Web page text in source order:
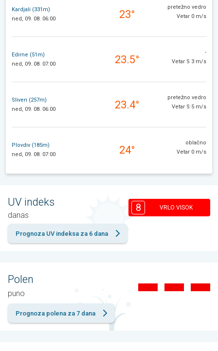
Kardjali (331m)
ned, 09. 08. 06:00
23°
pretežno vedro
Vetar 0 m/s
Edirne (51m)
ned, 09. 08. 07:00
23.5°
-
Vetar S 3 m/s
Sliven (257m)
ned, 09. 08. 06:00
23.4°
pretežno vedro
Vetar S 5 m/s
Plovdiv (185m)
ned, 09. 08. 07:00
24°
oblačno
Vetar 0 m/s
UV indeks
danas
8 VRLO VISOK
Prognoza UV indeksa za 6 dana
Polen
puno
Prognoza polena za 7 dana